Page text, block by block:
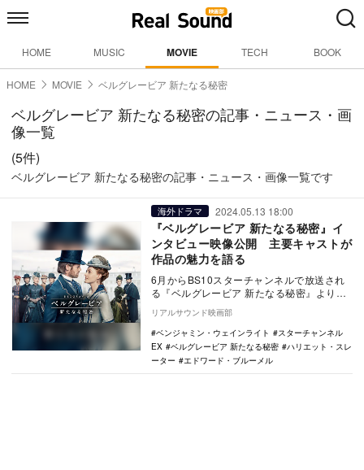
HOME MUSIC MOVIE TECH BOOK
HOME MOVIE ベルグレービア 新たなる秘密
ベルグレービア 新たなる秘密の記事・ニュース・画
像一覧
(5件)
ベルグレービア 新たなる秘密の記事・ニュース・画像一覧です
海外ドラマ 2024.05.13 18:00
『ベルグレービア 新たなる秘密』イ
ンタビュー映像公開 主要キャストが
作品の魅力を語る
6月からBS10スターチャンネルで放送され
る『ベルグレービア 新たなる秘密』より、
キャスト＆スタッフのインタビュー映像が
公開され…
リアルサウンド映画部
ベンジャミン・ウェインライト
スターチャンネル
EX
ベルグレービア 新たなる秘密
ハリエット・スレ
ーター
エドワード・ブルーメル